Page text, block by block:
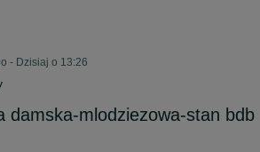
- Dzisiaj o 13:26
damska-mlodziezowa-stan bdb